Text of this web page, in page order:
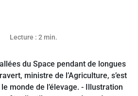
Lecture : 2 min.